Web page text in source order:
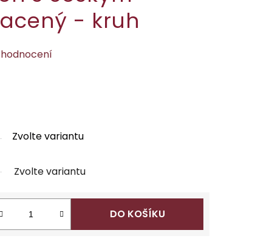
- kruh
Zvolte variantu
Zvolte variantu
DO KOŠÍKU